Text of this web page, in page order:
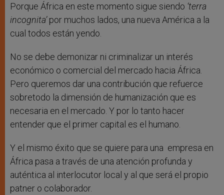
Porque África en este momento sigue siendo ‘terra
incognita’por muchos lados, una nueva América a la
cual todos están yendo.
No se debe demonizar ni criminalizar un interés
económico o comercial del mercado hacia África.
Pero queremos dar una contribución que refuerce
sobretodo la dimensión de humanización que es
necesaria en el mercado. Y por lo tanto hacer
entender que el primer capital es el humano.
Y el mismo éxito que se quiere para una empresa en
África pasa a través de una atención profunda y
auténtica al interlocutor local y al que será el propio
patner o colaborador.